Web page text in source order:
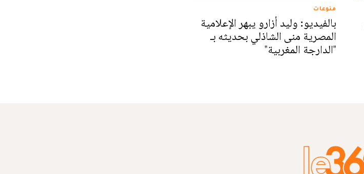
منوعات
بالفيديو: وليد أزارو يبهر الإعلامية
المصرية منى الشاذلي بحديثه بـ
"الدارجة المغربية"